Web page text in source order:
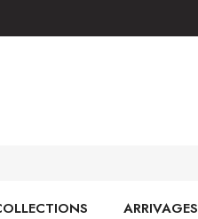
ARRIVAGES